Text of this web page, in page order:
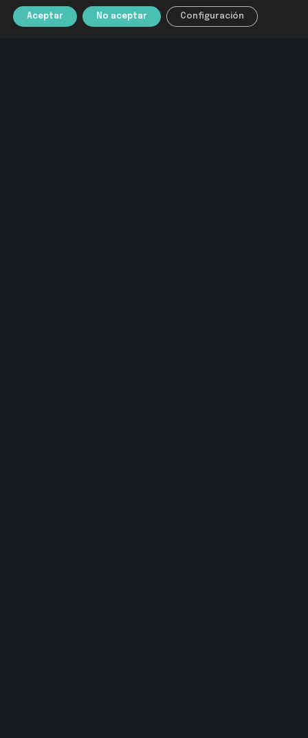
directa de 3.000 puestos de trabajoen el
sector de la publicidad a corto plazo y
Aceptar No aceptar Configuración